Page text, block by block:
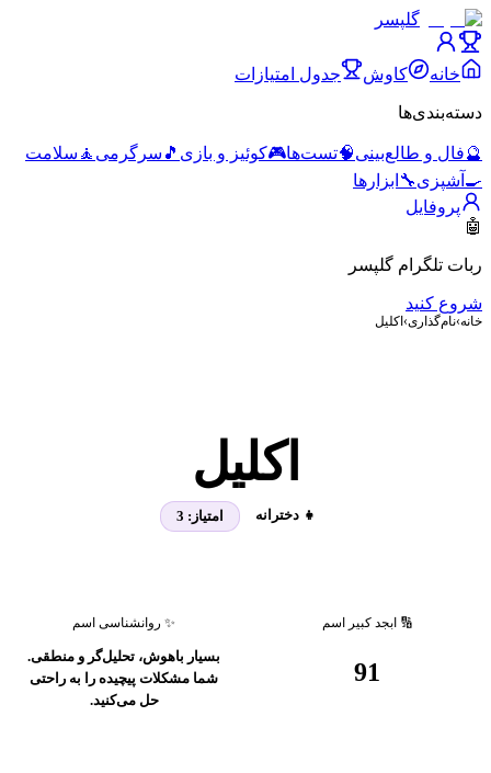
گلپسر
خانه کاوش جدول امتیازات
دسته‌بندی‌ها
🔮فال و طالع‌بینی🧠تست‌ها🎮کوئیز و بازی 🎵 سرگرمی 🧘 سلامت
🍳 آشپزی🔧 ابزارها
پروفایل
🤖
ربات تلگرام گلپسر
شروع کنید
خانه›نام‌گذاری› اکلیل
اکلیل
👧 دخترانه امتیاز: 3
🔢 ابجد کبیر اسم
91
✨ روانشناسی اسم
بسیار باهوش، تحلیل‌گر و منطقی.
شما مشکلات پیچیده را به راحتی
حل می‌کنید.